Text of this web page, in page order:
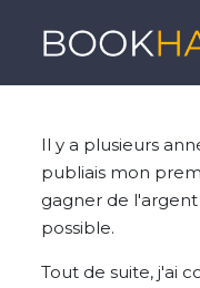
Il y a plusieurs
publiais mon
gagner de
possible.
Tout de suite, j'ai